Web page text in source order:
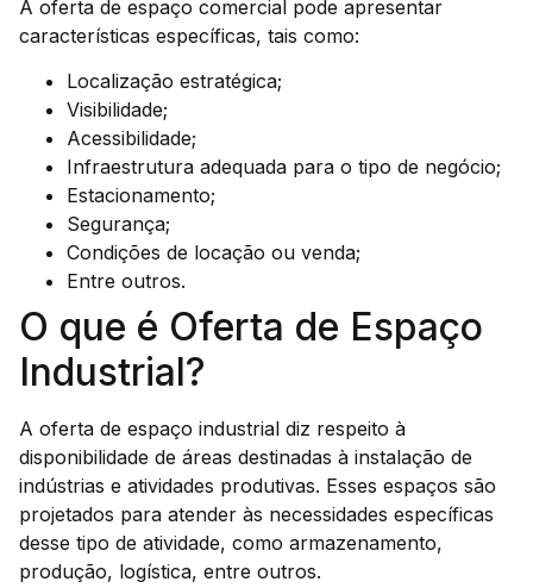
A oferta de espaço comercial pode apresentar
características específicas, tais como:
Localização estratégica;
Visibilidade;
Acessibilidade;
Infraestrutura adequada para o tipo de negócio;
Estacionamento;
Segurança;
Condições de locação ou venda;
Entre outros.
O que é Oferta de Espaço
Industrial?
A oferta de espaço industrial diz respeito à
disponibilidade de áreas destinadas à instalação de
indústrias e atividades produtivas. Esses espaços são
projetados para atender às necessidades específicas
desse tipo de atividade, como armazenamento,
produção, logística, entre outros.